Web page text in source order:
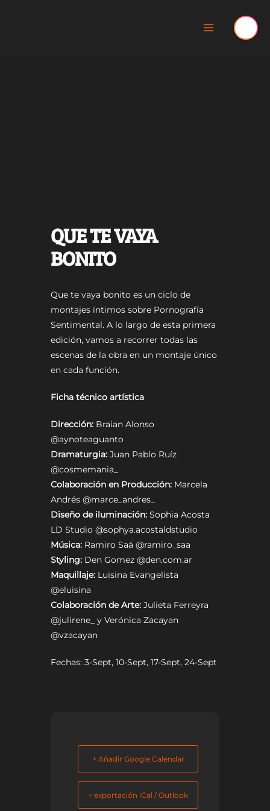
QUE TE VAYA
BONITO
Que te vaya bonito es un ciclo de
montajes íntimos sobre Pornografía
Sentimental. A lo largo de esta primera
edición, vamos a recorrer todas las
escenas de la obra en un montaje único
en cada función.
Ficha técnico artística
Dirección: Braian Alonso
@aynoteaguanto
Dramaturgia: Juan Pablo Ruíz
@cosmemania_
Colaboración en Producción: Marcela
Andrés @marce_andres_
Diseño de iluminación: Sophia Acosta
LD Studio @sophya.acostaldstudio
Música: Ramiro Saá @ramiro_saa
Styling: Den Gomez @den.com.ar
Maquillaje: Luisina Evangelista
@eluisina
Colaboración de Arte: Julieta Ferreyra
@julirene_ y Verónica Zacayan
@vzacayan
Fechas: 3-Sept, 10-Sept, 17-Sept, 24-Sept
+ Añadir Google Calendar
+ exportación iCal / Outlook